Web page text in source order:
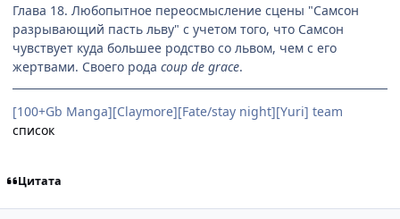
Глава 18. Любопытное переосмысление сцены "Самсон
разрывающий пасть льву" с учетом того, что Самсон
чувствует куда большее родство со львом, чем с его
жертвами. Своего рода coup de grace.
[100+Gb Manga][Claymore][Fate/stay night][Yuri] team
список
Цитата